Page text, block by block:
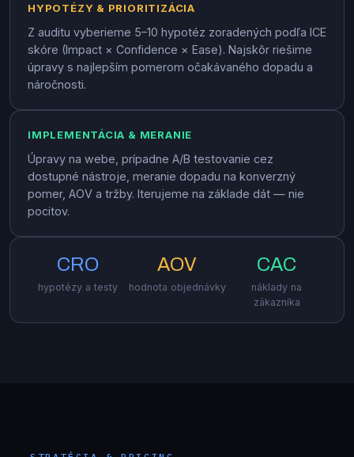
HYPOTÉZY & PRIORITIZÁCIA
Z auditu vyberieme 5–10 hypotéz zoradených podľa ICE
skóre (Impact × Confidence × Ease). Najskôr riešime
úpravy s najlepším pomerom očakávaného dopadu a
náročnosti.
IMPLEMENTÁCIA & MERANIE
Úpravy na webe, prípadne A/B testovanie cez
dostupné nástroje, meranie dopadu na konverzný
pomer, AOV a tržby. Iterujeme na základe dát — nie
pocitov.
CRO
hypotézy a testy
AOV
hodnota objednávky
CAC
náklady na
zákazníka